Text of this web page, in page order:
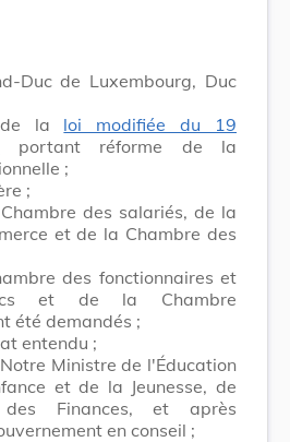
Duc de Luxembourg, Duc
la loi modifiée du 19
portant réforme de la
;
;
des salariés, de la
et de la Chambre des
des fonctionnaires et
et de la Chambre
été demandés ;
entendu ;
Ministre de l'Éducation
et de la Jeunesse, de
Finances, et après
en conseil ;